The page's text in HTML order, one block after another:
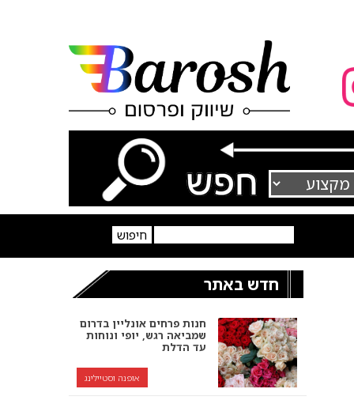
חדש באתר
חנות פרחים אונליין בדרום
שמביאה רגש, יופי ונוחות
עד הדלת
אופנה וסטיילינג